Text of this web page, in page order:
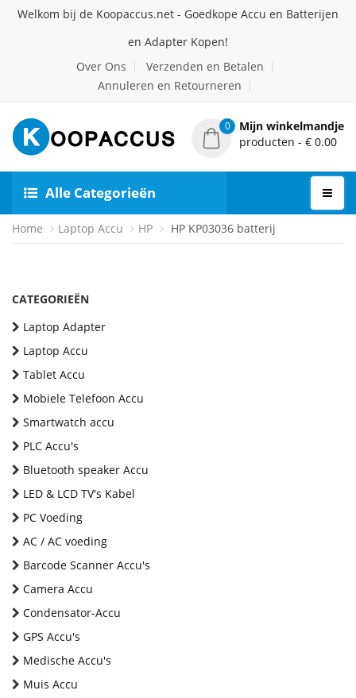
Welkom bij de Koopaccus.net - Goedkope Accu en Batterijen
en Adapter Kopen!
Over Ons
Verzenden en Betalen
Annuleren en Retourneren
0
Mijn winkelmandje
producten - € 0.00
Alle Categorieën
Home Laptop Accu HP HP KP03036 batterij
CATEGORIEËN
Laptop Adapter
Laptop Accu
Tablet Accu
Mobiele Telefoon Accu
Smartwatch accu
PLC Accu's
Bluetooth speaker Accu
LED & LCD TV's Kabel
PC Voeding
AC / AC voeding
Barcode Scanner Accu's
Camera Accu
Condensator-Accu
GPS Accu's
Medische Accu's
Muis Accu